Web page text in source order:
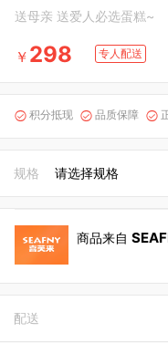
送母亲 送爱人必选蛋糕~
￥ 298 专人配送
 积分抵现  品质保障 
规格 请选择规格
商品来自
配送